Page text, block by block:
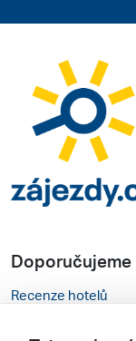
Doporučujeme
Recenze hotelů